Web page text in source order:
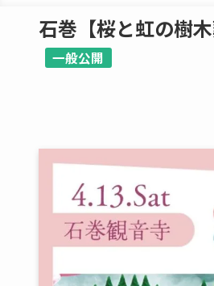
石巻【桜と虹の樹
一般公開